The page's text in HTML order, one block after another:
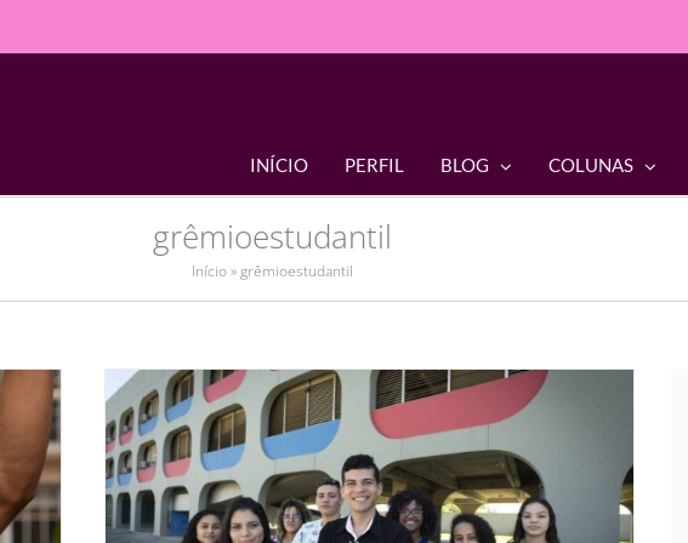
INÍCIO PERFIL BLOG COLUNAS
grêmioestudantil
Início»grêmioestudantil